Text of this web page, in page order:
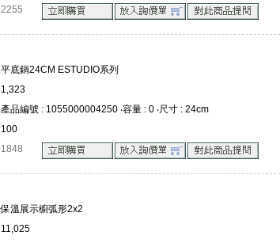
2255
平底鍋24CM ESTUDIO系列
1,323
產品編號 : 1055000004250 ‧容量 : 0 ‧尺寸 : 24cm
100
1848
保溫展示櫥弧形2x2
11,025